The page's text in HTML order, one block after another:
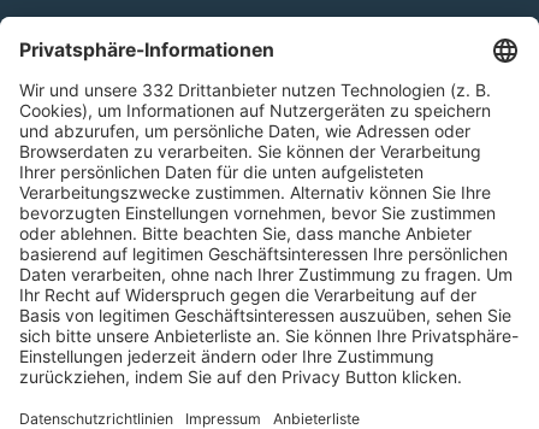
Kontakt
HÄUFIG BESUCHTE SEITEN
Pässe und Vereinswechsel
Trainerausbildung
Schulungsangebot Vereinsmitarbeiter
BFV-Geschäftsstellen
Trainerbörse
Login SpielPlus
FOLGE DEM BFV